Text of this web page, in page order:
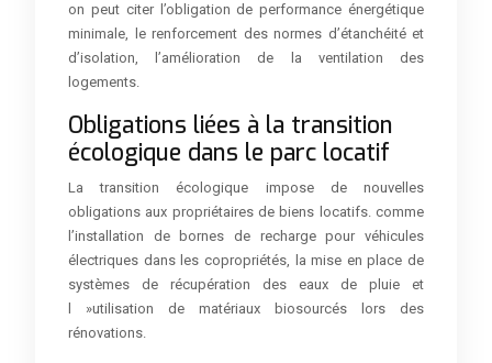
on peut citer l’obligation de performance énergétique
minimale, le renforcement des normes d’étanchéité et
d’isolation, l’amélioration de la ventilation des
logements.
Obligations liées à la transition
écologique dans le parc locatif
La transition écologique impose de nouvelles
obligations aux propriétaires de biens locatifs. comme
l’installation de bornes de recharge pour véhicules
électriques dans les copropriétés, la mise en place de
systèmes de récupération des eaux de pluie et
l »utilisation de matériaux biosourcés lors des
rénovations.